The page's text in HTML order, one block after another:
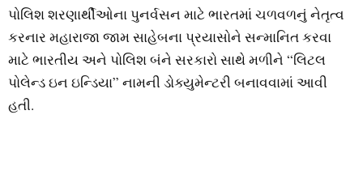
પોલિશ શરણાર્થીઓના પુનર્વસન માટે ભારતમાં ચળવળનું નેતૃત્વ
કરનાર મહારાજા જામ સાહેબના પ્રયાસોને સન્માનિત કરવા
માટે ભારતીય અને પોલિશ બંને સરકારો સાથે મળીને “લિટલ
પોલેન્ડ ઇન ઇન્ડિયા” નામની ડોક્યુમેન્ટરી બનાવવામાં આવી
હતી.